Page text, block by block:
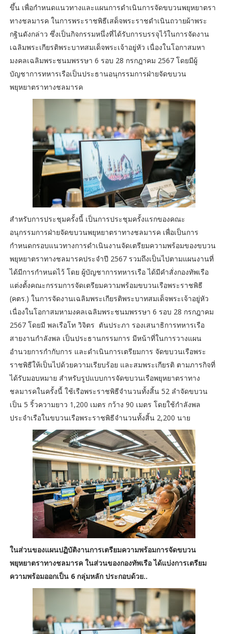
ขึ้น เพื่อกำหนดแนวทางและแผนการดำเนินการจัดขบวนพยุหยาตรา
ทางชลมารค ในการพระราชพิธีเสด็จพระราชดำเนินถวายผ้าพระ
กฐินดังกล่าว ซึ่งเป็นกิจกรรมหนึ่งที่ได้รับการบรรจุไว้ในการจัดงาน
เฉลิมพระเกียรติพระบาทสมเด็จพระเจ้าอยู่หัว เนื่องในโอกาสมหา
มงคลเฉลิมพระชนมพรรษา 6 รอบ 28 กรกฎาคม 2567 โดยมีผู้
บัญชาการทหารเรือเป็นประธานอนุกรรมการฝ่ายจัดขบวน
พยุหยาตราทางชลมารค
สำหรับการประชุมครั้งนี้ เป็นการประชุมครั้งแรกของคณะ
อนุกรรมการฝ่ายจัดขบวนพยุหยาตราทางชลมารค เพื่อเป็นการ
กำหนดกรอบแนวทางการดำเนินงานจัดเตรียมความพร้อมของขบวน
พยุหยาตราทางชลมารคประจำปี 2567 รวมถึงเป็นไปตามแผนงานที่
ได้มีการกำหนดไว้ โดย ผู้บัญชาการทหารเรือ ได้มีคำสั่งกองทัพเรือ
แต่งตั้งคณะกรรมการจัดเตรียมความพร้อมขบวนเรือพระราชพิธี
(คตร.) ในการจัดงานเฉลิมพระเกียรติพระบาทสมเด็จพระเจ้าอยู่หัว
เนื่องในโอกาสมหามงคลเฉลิมพระชนมพรรษา 6 รอบ 28 กรกฎาคม
2567 โดยมี พลเรือโท วิจิตร ตันประภา รองเสนาธิการทหารเรือ
สายงานกำลังพล เป็นประธานกรรมการ มีหน้าที่ในการวางแผน
อำนวยการกำกับการ และดำเนินการเตรียมการ จัดขบวนเรือพระ
ราชพิธีให้เป็นไปด้วยความเรียบร้อย และสมพระเกียรติ ตามภารกิจที่
ได้รับมอบหมาย สำหรับรูปแบบการจัดขบวนเรือพยุหยาตราทาง
ชลมารคในครั้งนี้ ใช้เรือพระราชพิธีจำนวนทั้งสิ้น 52 ลำจัดขบวน
เป็น 5 ริ้วความยาว 1,200 เมตร กว้าง 90 เมตร โดยใช้กำลังพล
ประจำเรือในขบวนเรือพระราชพิธีจำนวนทั้งสิ้น 2,200 นาย
ในส่วนของแผนปฏิบัติงานการเตรียมความพร้อมการจัดขบวน
พยุหยาตราทางชลมารค ในส่วนของกองทัพเรือ ได้แบ่งการเตรียม
ความพร้อมออกเป็น 6 กลุ่มหลัก ประกอบด้วย..